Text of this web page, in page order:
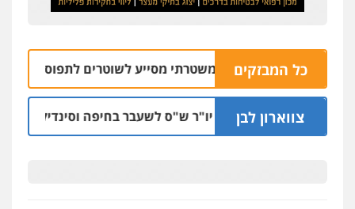
כל המבזקים
צפו: רחפן משטרתי מסייע לשוטרים לתפוס חשוד
צווארון לבן
כתב אישום: יו"ר ש"ס לשעבר בחיפה וסינדיקאט